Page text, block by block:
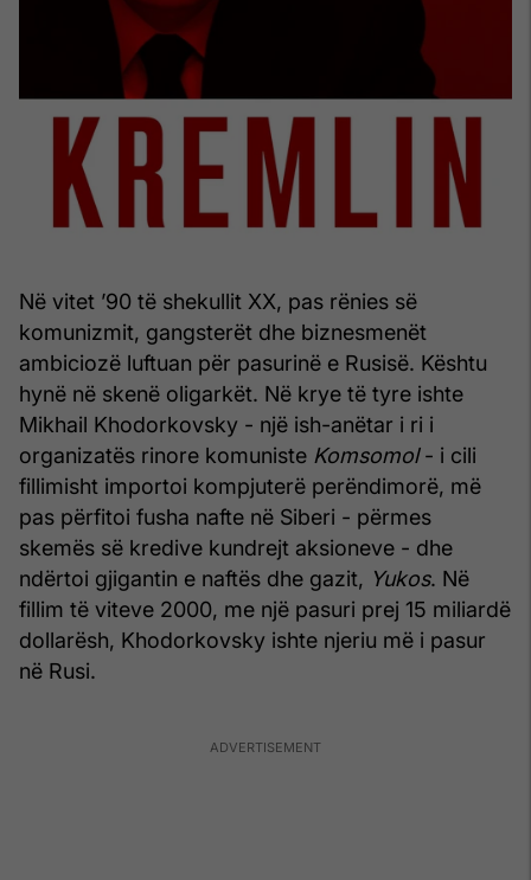
Në vitet ’90 të shekullit XX, pas rënies së
komunizmit, gangsterët dhe biznesmenët
ambiciozë luftuan për pasurinë e Rusisë. Kështu
hynë në skenë oligarkët. Në krye të tyre ishte
Mikhail Khodorkovsky - një ish-anëtar i ri i
organizatës rinore komuniste Komsomol- i cili
fillimisht importoi kompjuterë perëndimorë, më
pas përfitoi fusha nafte në Siberi - përmes
skemës së kredive kundrejt aksioneve - dhe
ndërtoi gjigantin e naftës dhe gazit, Yukos. Në
fillim të viteve 2000, me një pasuri prej 15 miliardë
dollarësh, Khodorkovsky ishte njeriu më i pasur
në Rusi.